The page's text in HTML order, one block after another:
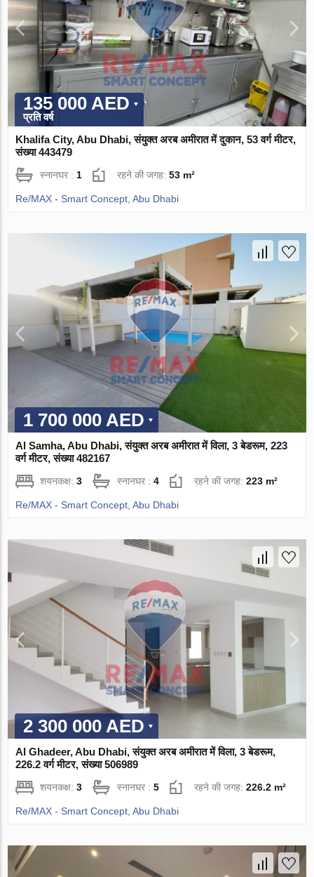
135 000 AED
प्रति वर्ष
Khalifa City, Abu Dhabi, संयुक्त अरब अमीरात में दुकान, 53 वर्ग मीटर,
संख्या 443479
स्नानघर :1 रहने की जगह:53 m²
Re/MAX - Smart Concept, Abu Dhabi
1 700 000 AED
Al Samha, Abu Dhabi, संयुक्त अरब अमीरात में विला, 3 बेडरूम, 223
वर्ग मीटर, संख्या 482167
शयनकक्ष:3 स्नानघर :4 रहने की जगह:223 m²
Re/MAX - Smart Concept, Abu Dhabi
2 300 000 AED
Al Ghadeer, Abu Dhabi, संयुक्त अरब अमीरात में विला, 3 बेडरूम,
226.2 वर्ग मीटर, संख्या 506989
शयनकक्ष:3 स्नानघर :5 रहने की जगह:226.2 m²
Re/MAX - Smart Concept, Abu Dhabi